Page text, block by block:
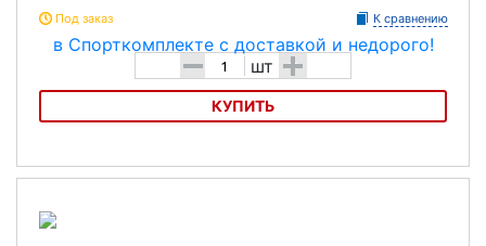
Под заказ К сравнению
- шт +
КУПИТЬ
Крыло для велосипеда SKS Crusher